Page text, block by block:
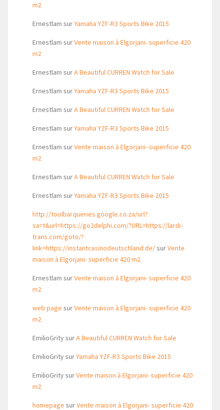
m2
Ernestlam surYamaha YZF-R3 Sports Bike 2015
Ernestlam surVente maison à Elgorjani- superficie 420
m2
Ernestlam surA Beautiful CURREN Watch for Sale
Ernestlam surYamaha YZF-R3 Sports Bike 2015
Ernestlam surA Beautiful CURREN Watch for Sale
Ernestlam surYamaha YZF-R3 Sports Bike 2015
Ernestlam surVente maison à Elgorjani- superficie 420
m2
Ernestlam surA Beautiful CURREN Watch for Sale
Ernestlam surYamaha YZF-R3 Sports Bike 2015
http://toolbarqueries.google.co.za/url?
sa=t&url=https://go2delphi.com/?URL=https://lardi-
trans.com/goto/?
link=https://instantcasinodeutschland.de/surVente
maison à Elgorjani- superficie 420 m2
Ernestlam surVente maison à Elgorjani- superficie 420
m2
web page surVente maison à Elgorjani- superficie 420
m2
EmilioGritysurA Beautiful CURREN Watch for Sale
EmilioGritysurYamaha YZF-R3 Sports Bike 2015
EmilioGritysurVente maison à Elgorjani- superficie 420
m2
homepage surVente maison à Elgorjani- superficie 420